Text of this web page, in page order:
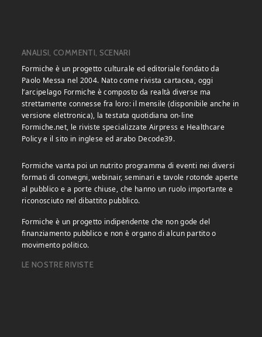
ANALISI, COMMENTI, SCENARI
Formiche è un progetto culturale ed editoriale fondato da
Paolo Messa nel 2004. Nato come rivista cartacea, oggi
l’arcipelago Formiche è composto da realtà diverse ma
strettamente connesse fra loro: il mensile (disponibile anche in
versione elettronica), la testata quotidiana on-line
Formiche.net, le riviste specializzate Airpress e Healthcare
Policy e il sito in inglese ed arabo Decode39.
Formiche vanta poi un nutrito programma di eventi nei diversi
formati di convegni, webinair, seminari e tavole rotonde aperte
al pubblico e a porte chiuse, che hanno un ruolo importante e
riconosciuto nel dibattito pubblico.
Formiche è un progetto indipendente che non gode del
finanziamento pubblico e non è organo di alcun partito o
movimento politico.
LE NOSTRE RIVISTE